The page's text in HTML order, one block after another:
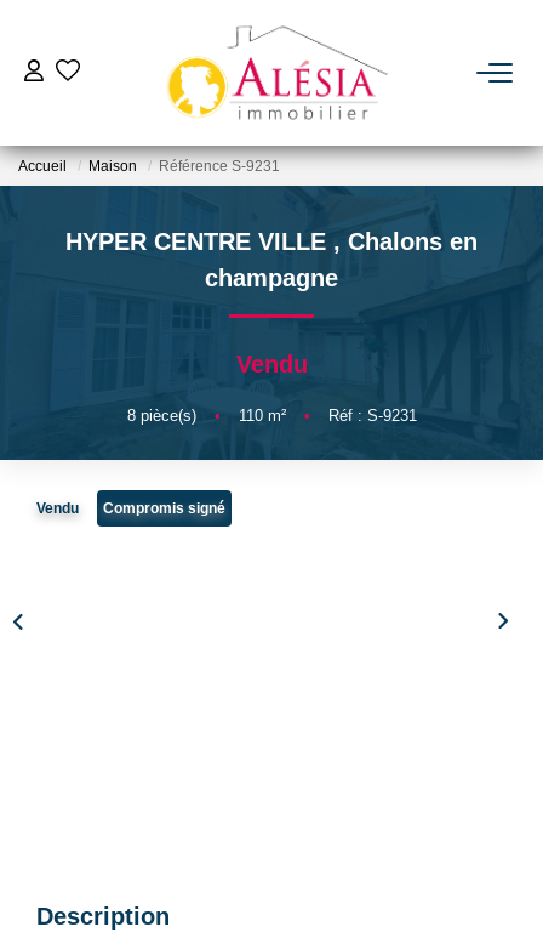
ACHETER
LOUER
BIENS VENDUS / LOUÉS
NOTRE AGENCE
Accueil Maison Référence S-9231
HYPER CENTRE VILLE , Chalons en
champagne
Vendu
8pièce(s) • 110m² • Réf : S-9231
Vendu Compromis signé
Description